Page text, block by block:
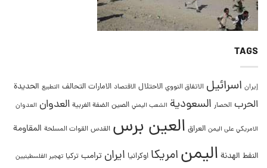
TAGS
إيران اسرائيل الاتفاق النووي الاحتلال الاقتصاد الامارات التحالف التطبيع الحديدة
الحرب الحصار السعودية الشعب اليمني الصين الضفة الغربية العدوان العدوان
الامريكي على اليمن العراق العين برس القدس القوات المسلحة المقاومة
النفط الهدنة اليمنامريكا اوكرانيا ايران ترامب تركيا تهجير الفلسطينيين